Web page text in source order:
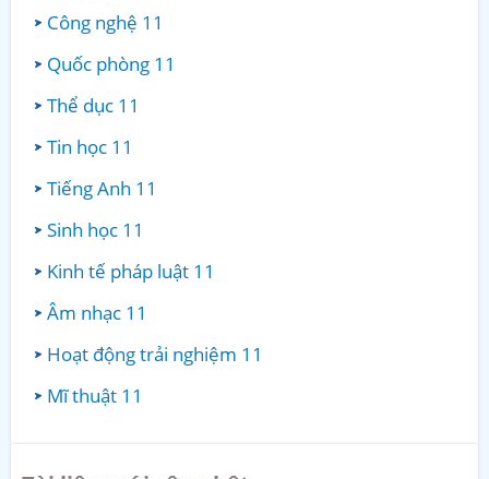
Công nghệ 11
Quốc phòng 11
Thể dục 11
Tin học 11
Tiếng Anh 11
Sinh học 11
Kinh tế pháp luật 11
Âm nhạc 11
Hoạt động trải nghiệm 11
Mĩ thuật 11